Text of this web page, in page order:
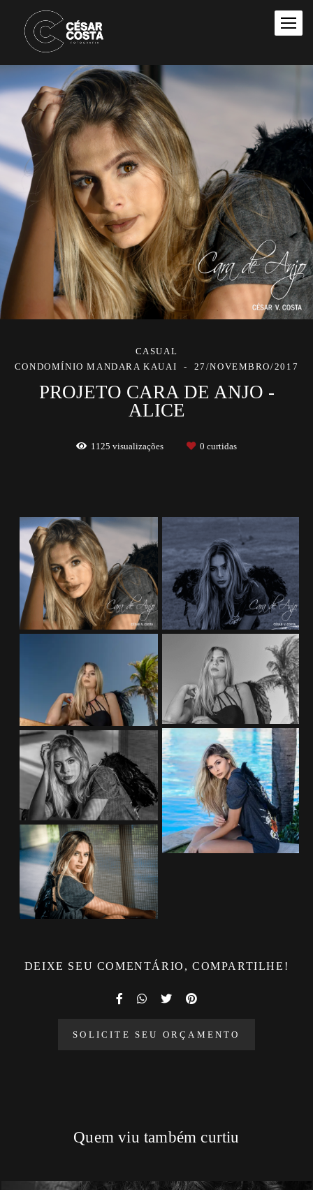
CASUAL
CONDOMÍNIO MANDARA KAUAI
27/NOVEMBRO/2017
PROJETO CARA DE ANJO -
ALICE
1125 visualizações 0 curtidas
DEIXE SEU COMENTÁRIO, COMPARTILHE!
SOLICITE SEU ORÇAMENTO
Quem viu também curtiu